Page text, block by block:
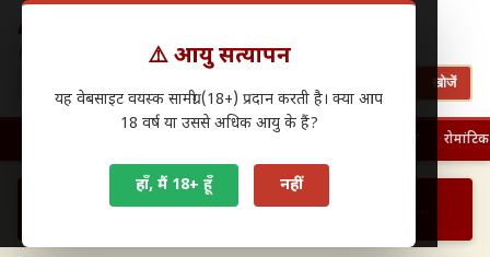
⚠️ आयु सत्यापन
यह वेबसाइट वयस्क सामग्री (18+) प्रदान करती है। क्या आप
18 वर्ष या उससे अधिक आयु के हैं?
हाँ, मैं 18+ हूँ नहीं
Antarwasna.in
Hindi Sex Stories – हिंदी सेक्स कहानियाँ
खोजें
रोमांटिक
पहली बार चुदाई › सुहागरात पर कैसे क्या करें, क्या ना करें…